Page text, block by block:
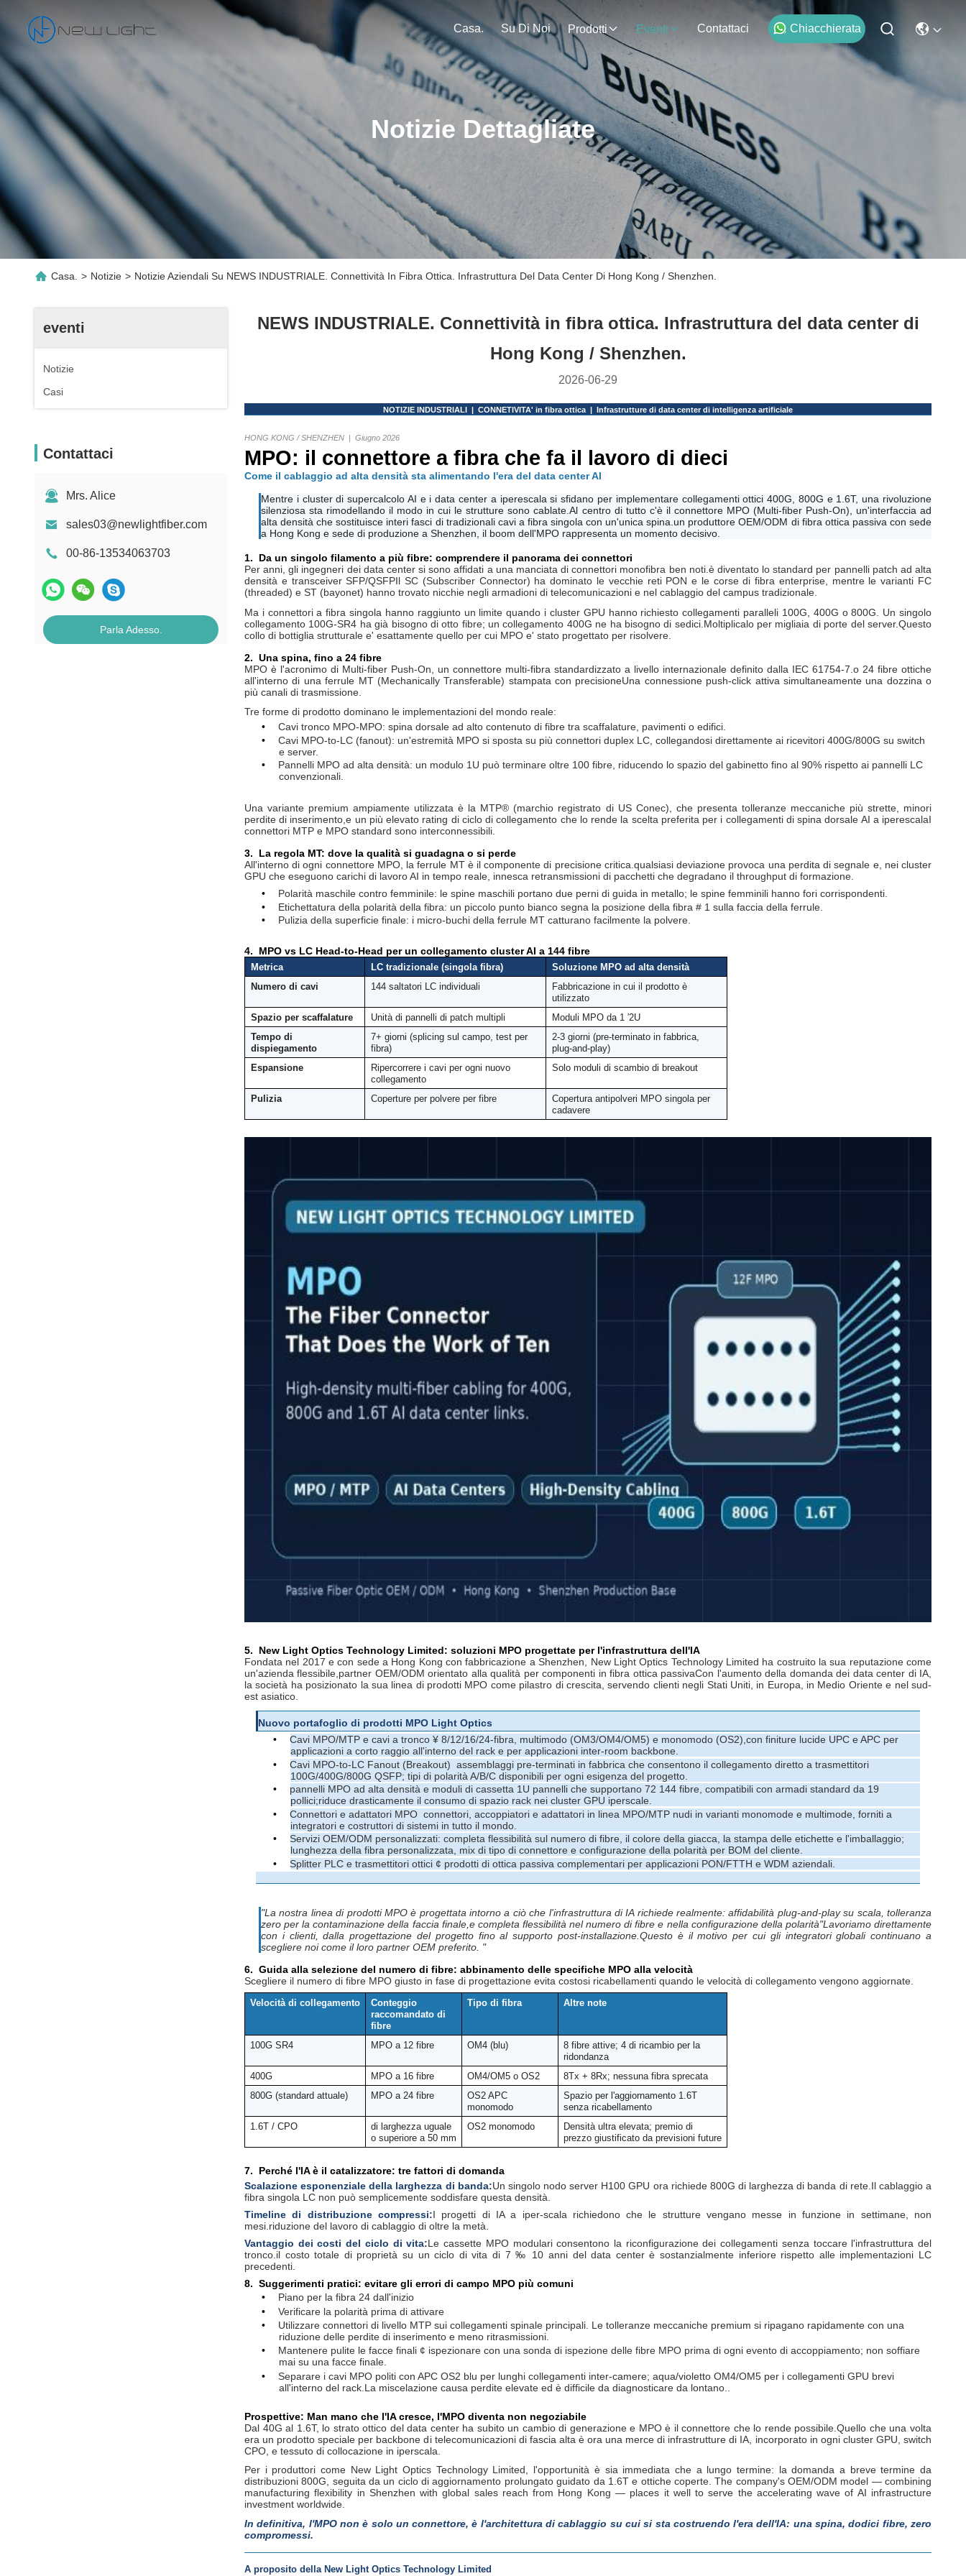
Casa. Su Di Noi Prodotti Eventi Contattaci Chiacchierata
Notizie Dettagliate
Casa. > Notizie > Notizie Aziendali Su NEWS INDUSTRIALE. Connettività In Fibra Ottica. Infrastruttura Del Data Center Di Hong Kong / Shenzhen.
eventi
Notizie
Casi
Contattaci
Mrs. Alice
sales03@newlightfiber.com
00-86-13534063703
Parla Adesso.
NEWS INDUSTRIALE. Connettività in fibra ottica. Infrastruttura del data center di
Hong Kong / Shenzhen.
2026-06-29
NOTIZIE INDUSTRIALI | CONNETIVITA' in fibra ottica | Infrastrutture di data center di intelligenza artificiale
HONG KONG / SHENZHEN | Giugno 2026
MPO: il connettore a fibra che fa il lavoro di dieci
Come il cablaggio ad alta densità sta alimentando l'era del data center AI
Mentre i cluster di supercalcolo AI e i data center a iperescala si sfidano per implementare collegamenti ottici 400G, 800G e 1.6T, una rivoluzione
silenziosa sta rimodellando il modo in cui le strutture sono cablate.Al centro di tutto c'è il connettore MPO (Multi-fiber Push-On), un'interfaccia ad
alta densità che sostituisce interi fasci di tradizionali cavi a fibra singola con un'unica spina.un produttore OEM/ODM di fibra ottica passiva con sede
a Hong Kong e sede di produzione a Shenzhen, il boom dell'MPO rappresenta un momento decisivo.
1.
Da un singolo filamento a più fibre: comprendere il panorama dei connettori
Per anni, gli ingegneri dei data center si sono affidati a una manciata di connettori monofibra ben noti.è diventato lo standard per pannelli patch ad alta
densità e transceiver SFP/QSFPIl SC (Subscriber Connector) ha dominato le vecchie reti PON e le corse di fibra enterprise, mentre le varianti FC
(threaded) e ST (bayonet) hanno trovato nicchie negli armadioni di telecomunicazioni e nel cablaggio del campus tradizionale.
Ma i connettori a fibra singola hanno raggiunto un limite quando i cluster GPU hanno richiesto collegamenti paralleli 100G, 400G o 800G. Un singolo
collegamento 100G-SR4 ha già bisogno di otto fibre; un collegamento 400G ne ha bisogno di sedici.Moltiplicalo per migliaia di porte del server.Questo
collo di bottiglia strutturale e' esattamente quello per cui MPO e' stato progettato per risolvere.
2. Una spina, fino a 24 fibre
MPO è l'acronimo di Multi-fiber Push-On, un connettore multi-fibra standardizzato a livello internazionale definito dalla IEC 61754-7.o 24 fibre ottiche
all'interno di una ferrule MT (Mechanically Transferable) stampata con precisioneUna connessione push-click attiva simultaneamente una dozzina o
più canali di trasmissione.
Tre forme di prodotto dominano le implementazioni del mondo reale:
•
Cavi tronco MPO-MPO: spina dorsale ad alto contenuto di fibre tra scaffalature, pavimenti o edifici.
•
Cavi MPO-to-LC (fanout): un'estremità MPO si sposta su più connettori duplex LC, collegandosi direttamente ai ricevitori 400G/800G su switch
e server.
•
Pannelli MPO ad alta densità: un modulo 1U può terminare oltre 100 fibre, riducendo lo spazio del gabinetto fino al 90% rispetto ai pannelli LC
convenzionali.
Una variante premium ampiamente utilizzata è la MTP® (marchio registrato di US Conec), che presenta tolleranze meccaniche più strette, minori
perdite di inserimento,e un più elevato rating di ciclo di collegamento che lo rende la scelta preferita per i collegamenti di spina dorsale AI a iperescalaI
connettori MTP e MPO standard sono interconnessibili.
3.
La regola MT: dove la qualità si guadagna o si perde
All'interno di ogni connettore MPO, la ferrule MT è il componente di precisione critica.qualsiasi deviazione provoca una perdita di segnale e, nei cluster
GPU che eseguono carichi di lavoro AI in tempo reale, innesca retransmissioni di pacchetti che degradano il throughput di formazione.
•
Polarità maschile contro femminile: le spine maschili portano due perni di guida in metallo; le spine femminili hanno fori corrispondenti.
•
Etichettatura della polarità della fibra: un piccolo punto bianco segna la posizione della fibra # 1 sulla faccia della ferrule.
•
Pulizia della superficie finale: i micro-buchi della ferrule MT catturano facilmente la polvere.
4. MPO vs LC Head-to-Head per un collegamento cluster AI a 144 fibre
Metrica LC tradizionale (singola fibra)
Soluzione MPO ad alta densità
Numero di cavi
144 saltatori LC individuali
Fabbricazione in cui il prodotto è
utilizzato
Spazio per scaffalature
Unità di pannelli di patch multipli
Moduli MPO da 1 ′2U
Tempo di
dispiegamento
7+ giorni (splicing sul campo, test per
fibra)
2-3 giorni (pre-terminato in fabbrica,
plug-and-play)
Espansione
Ripercorrere i cavi per ogni nuovo
collegamento
Solo moduli di scambio di breakout
Pulizia Coperture per polvere per fibre
Copertura antipolveri MPO singola per
cadavere
5.
New Light Optics Technology Limited: soluzioni MPO progettate per l'infrastruttura dell'IA
Fondata nel 2017 e con sede a Hong Kong con fabbricazione a Shenzhen, New Light Optics Technology Limited ha costruito la sua reputazione come
un'azienda flessibile,partner OEM/ODM orientato alla qualità per componenti in fibra ottica passivaCon l'aumento della domanda dei data center di IA,
la società ha posizionato la sua linea di prodotti MPO come pilastro di crescita, servendo clienti negli Stati Uniti, in Europa, in Medio Oriente e nel sud-
est asiatico.
Nuovo portafoglio di prodotti MPO Light Optics
•
Cavi MPO/MTP e cavi a tronco ¥ 8/12/16/24-fibra, multimodo (OM3/OM4/OM5) e monomodo (OS2),con finiture lucide UPC e APC per
applicazioni a corto raggio all'interno del rack e per applicazioni inter-room backbone.
•
Cavi MPO-to-LC Fanout (Breakout) ️ assemblaggi pre-terminati in fabbrica che consentono il collegamento diretto a trasmettitori
100G/400G/800G QSFP; tipi di polarità A/B/C disponibili per ogni esigenza del progetto.
•
pannelli MPO ad alta densità e moduli di cassetta 1U pannelli che supportano 72 144 fibre, compatibili con armadi standard da 19
pollici;riduce drasticamente il consumo di spazio rack nei cluster GPU iperscale.
•
Connettori e adattatori MPO ️ connettori, accoppiatori e adattatori in linea MPO/MTP nudi in varianti monomode e multimode, forniti a
integratori e costruttori di sistemi in tutto il mondo.
•
Servizi OEM/ODM personalizzati: completa flessibilità sul numero di fibre, il colore della giacca, la stampa delle etichette e l'imballaggio;
lunghezza della fibra personalizzata, mix di tipo di connettore e configurazione della polarità per BOM del cliente.
•
Splitter PLC e trasmettitori ottici ¢ prodotti di ottica passiva complementari per applicazioni PON/FTTH e WDM aziendali.
"La nostra linea di prodotti MPO è progettata intorno a ciò che l'infrastruttura di IA richiede realmente: affidabilità plug-and-play su scala, tolleranza
zero per la contaminazione della faccia finale,e completa flessibilità nel numero di fibre e nella configurazione della polarità"Lavoriamo direttamente
con i clienti, dalla progettazione del progetto fino al supporto post-installazione.Questo è il motivo per cui gli integratori globali continuano a
scegliere noi come il loro partner OEM preferito. "
6. Guida alla selezione del numero di fibre: abbinamento delle specifiche MPO alla velocità
Scegliere il numero di fibre MPO giusto in fase di progettazione evita costosi ricabellamenti quando le velocità di collegamento vengono aggiornate.
Velocità di collegamento
Conteggio
raccomandato di
fibre
Tipo di fibra Altre note
100G SR4 MPO a 12 fibre OM4 (blu)
8 fibre attive; 4 di ricambio per la
ridondanza
400G
MPO a 16 fibre OM4/OM5 o OS2
8Tx + 8Rx; nessuna fibra sprecata
800G (standard attuale)
MPO a 24 fibre
OS2 APC
monomodo
Spazio per l'aggiornamento 1.6T
senza ricabellamento
1.6T / CPO
di larghezza uguale
o superiore a 50 mm
OS2 monomodo
Densità ultra elevata; premio di
prezzo giustificato da previsioni future
7.
Perché l'IA è il catalizzatore: tre fattori di domanda
Scalazione esponenziale della larghezza di banda:Un singolo nodo server H100 GPU ora richiede 800G di larghezza di banda di rete.Il cablaggio a
fibra singola LC non può semplicemente soddisfare questa densità.
Timeline di distribuzione compressi:I progetti di IA a iper-scala richiedono che le strutture vengano messe in funzione in settimane, non
mesi.riduzione del lavoro di cablaggio di oltre la metà.
Vantaggio dei costi del ciclo di vita:Le cassette MPO modulari consentono la riconfigurazione dei collegamenti senza toccare l'infrastruttura del
tronco.il costo totale di proprietà su un ciclo di vita di 7 ‰ 10 anni del data center è sostanzialmente inferiore rispetto alle implementazioni LC
precedenti.
8. Suggerimenti pratici: evitare gli errori di campo MPO più comuni
•
Piano per la fibra 24 dall'inizio
•
Verificare la polarità prima di attivare
•
Utilizzare connettori di livello MTP sui collegamenti spinale principali. Le tolleranze meccaniche premium si ripagano rapidamente con una
riduzione delle perdite di inserimento e meno ritrasmissioni.
•
Mantenere pulite le facce finali ¢ ispezionare con una sonda di ispezione delle fibre MPO prima di ogni evento di accoppiamento; non soffiare
mai su una facce finale.
•
Separare i cavi MPO politi con APC OS2 blu per lunghi collegamenti inter-camere; aqua/violetto OM4/OM5 per i collegamenti GPU brevi
all'interno del rack.La miscelazione causa perdite elevate ed è difficile da diagnosticare da lontano..
Prospettive: Man mano che l'IA cresce, l'MPO diventa non negoziabile
Dal 40G al 1.6T, lo strato ottico del data center ha subito un cambio di generazione e MPO è il connettore che lo rende possibile.Quello che una volta
era un prodotto speciale per backbone di telecomunicazioni di fascia alta è ora una merce di infrastrutture di IA, incorporato in ogni cluster GPU, switch
CPO, e tessuto di collocazione in iperscala.
Per i produttori come New Light Optics Technology Limited, l'opportunità è sia immediata che a lungo termine: la domanda a breve termine da
distribuzioni 800G, seguita da un ciclo di aggiornamento prolungato guidato da 1.6T e ottiche coperte. The company's OEM/ODM model — combining
manufacturing flexibility in Shenzhen with global sales reach from Hong Kong — places it well to serve the accelerating wave of AI infrastructure
investment worldwide.
In definitiva, l'MPO non è solo un connettore, è l'architettura di cablaggio su cui si sta costruendo l'era dell'IA: una spina, dodici fibre, zero
compromessi.
A proposito della New Light Optics Technology Limited